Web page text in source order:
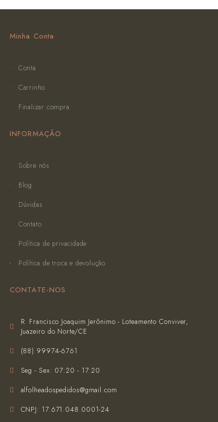
Minha Conta
Conta
Carrinho
Finalizar compra
INFORMAÇÃO
Sobre nós
Blog
Dúvidas
Contato
Política de privacidade
Política de troca e devolução
CONTATE-NOS
R. Francisco Joaquim Jerônimo - Loteamento Conviver,
Juazeiro do Norte/CE
(‪88) 99974-6761‬
Seg - Sex: 07:20 - 17:20
alfolheadospedidos@gmail.com
CNPJ: 17.671.048.0001-24